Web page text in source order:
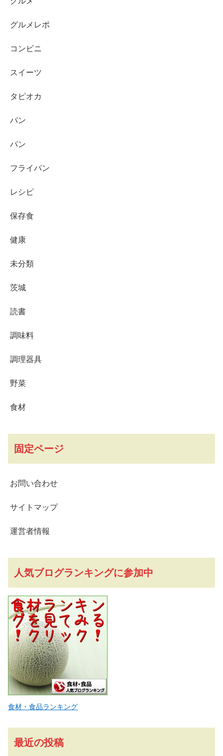
グルメレポ
コンビニ
スイーツ
タピオカ
パン
パン
フライパン
レシピ
保存食
健康
未分類
茨城
読書
調味料
調理器具
野菜
食材
固定ページ
お問い合わせ
サイトマップ
運営者情報
人気ブログランキングに参加中
食材・食品ランキング
最近の投稿